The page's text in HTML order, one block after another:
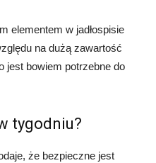
elementem w jadłospisie
na dużą zawartość
jest bowiem potrzebne do
tygodniu?
że bezpieczne jest